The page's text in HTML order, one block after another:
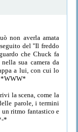
non averla amata
del "Il freddo
che Chuck fa
sua camera da
a lui, con cui lo
*WWW*
la scena, come la
parole, i termini
ritmo fantastico e
*